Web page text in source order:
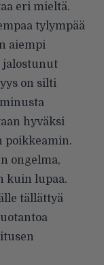
eri mieltä.
tylympää
aiempi
jalostunut
on silti
hyväksi
poikkeamin.
ongelma,
kuin lupaa.
tällättyä